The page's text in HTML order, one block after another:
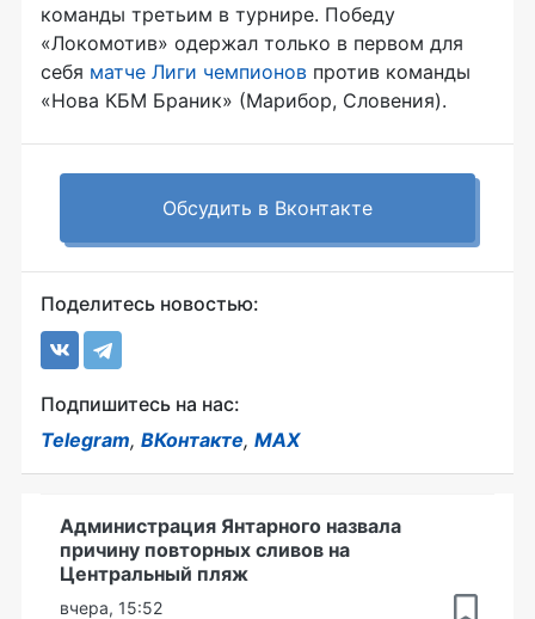
команды третьим в турнире. Победу
«Локомотив» одержал только в первом для
себя матче Лиги чемпионов против команды
«Нова КБМ Браник» (Марибор, Словения).
Обсудить в Вконтакте
Поделитесь новостью:
Подпишитесь на нас:
Telegram, ВКонтакте, MAX
Администрация Янтарного назвала
причину повторных сливов на
Центральный пляж
вчера, 15:52